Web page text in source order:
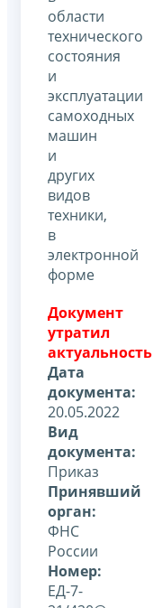
области
технического
состояния
и
эксплуатации
самоходных
машин
и
других
видов
техники,
в
электронной
форме
Документ
утратил
актуальность
Дата
документа:
20.05.2022
Вид
документа:
Приказ
Принявший
орган:
ФНС
России
Номер:
ЕД-7-